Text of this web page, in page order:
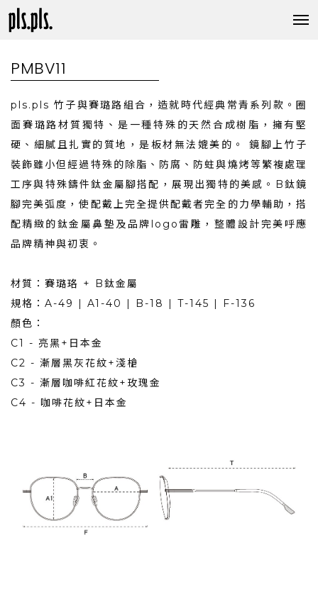
PMBV11
pls.pls 竹子與賽璐路組合，造就時代經典常青系列款。圈
面賽璐路材質獨特、是一種特殊的天然合成樹脂，擁有堅
硬、細膩且扎實的質地，是板材無法媲美的。 鏡腳上竹子
裝飾雖小但經過特殊的除脂、防腐、防蛀與燒烤等繁複處理
工序與特殊鑄件鈦金屬腳搭配，展現出獨特的美感。B鈦鏡
腳完美弧度，使配戴上完全提供配戴者完全的力學輔助，搭
配精緻的鈦金屬鼻墊及品牌logo雷雕，整體設計完美呼應
品牌精神與初衷。
材質：賽璐珞 + B鈦金屬
規格：A-49 | A1-40 | B-18 | T-145 | F-136
顏色：
C1 - 亮黑+日本金
C2 - 漸層黑灰花紋+淺槍
C3 - 漸層咖啡紅花紋+玫瑰金
C4 - 咖啡花紋+日本金